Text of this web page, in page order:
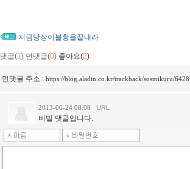
지금당장이불황을끝내라
댓글(1) 먼댓글(0) 좋아요(2)
먼댓글 주소 : https://blog.aladin.co.kr/trackback/sosmikuru/
2013-06-24 08:08 URL
비밀 댓글입니다.